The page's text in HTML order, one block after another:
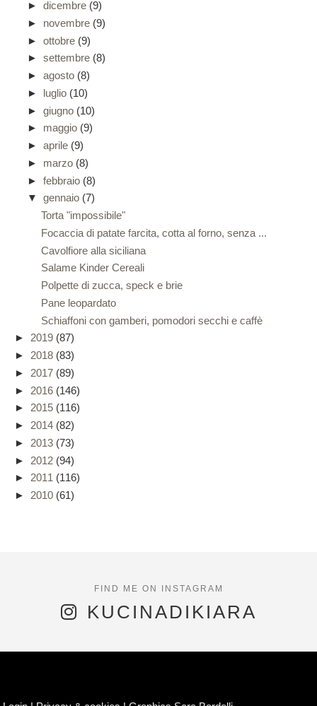
► dicembre (9)
► novembre (9)
► ottobre (9)
► settembre (8)
► agosto (8)
► luglio (10)
► giugno (10)
► maggio (9)
► aprile (9)
► marzo (8)
► febbraio (8)
▼ gennaio (7)
Torta "impossibile"
Focaccia di patate farcita, cotta al forno, senza ...
Cavolfiore alla siciliana
Salame Kinder Cereali
Polpette di zucca, speck e brie
Pane leopardato
Schiaffoni con gamberi, pomodori secchi e caffè
► 2019 (87)
► 2018 (83)
► 2017 (89)
► 2016 (146)
► 2015 (116)
► 2014 (82)
► 2013 (73)
► 2012 (94)
► 2011 (116)
► 2010 (61)
KUCINADIKIARA